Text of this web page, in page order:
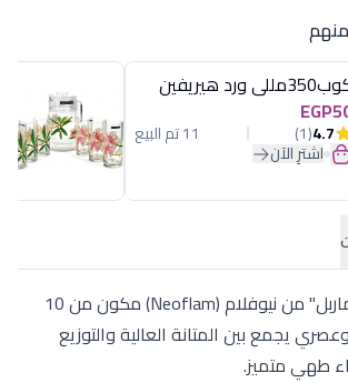
ورد هيريفين
4.7
(1) 11 تم البيع
اشترِ الآن
طقم حلل جرانيت "ماربل" من نيوفلام (Neoflam) مكون من 10
يجمع بين المتانة العالية والتوزيع
طهي متميز.